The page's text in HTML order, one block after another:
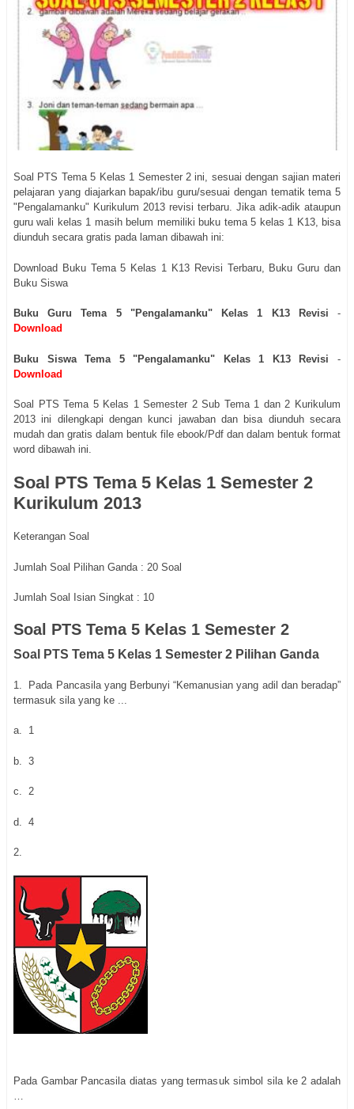
Soal PTS Tema 5 Kelas 1 Semester 2 ini, sesuai dengan sajian materi
pelajaran yang diajarkan bapak/ibu guru/sesuai dengan tematik tema 5
"Pengalamanku" Kurikulum 2013 revisi terbaru. Jika adik-adik ataupun
guru wali kelas 1 masih belum memiliki buku tema 5 kelas 1 K13, bisa
diunduh secara gratis pada laman dibawah ini:
Download Buku Tema 5 Kelas 1 K13 Revisi Terbaru, Buku Guru dan
Buku Siswa
Buku Guru Tema 5 "Pengalamanku" Kelas 1 K13 Revisi -
Download
Buku Siswa Tema 5 "Pengalamanku" Kelas 1 K13 Revisi-
Download
Soal PTS Tema 5 Kelas 1 Semester 2 Sub Tema 1 dan 2 Kurikulum
2013 ini dilengkapi dengan kunci jawaban dan bisa diunduh secara
mudah dan gratis dalam bentuk file ebook/Pdf dan dalam bentuk format
word dibawah ini.
Soal PTS Tema 5 Kelas 1 Semester 2
Kurikulum 2013
Keterangan Soal
Jumlah Soal Pilihan Ganda : 20 Soal
Jumlah Soal Isian Singkat : 10
Soal PTS Tema 5 Kelas 1 Semester 2
Soal PTS Tema 5 Kelas 1 Semester 2 Pilihan Ganda
1.
Pada Pancasila yang Berbunyi “Kemanusian yang adil dan beradap”
termasuk sila yang ke ...
a. 1
b. 3
c. 2
d. 4
2.
Pada Gambar Pancasila diatas yang termasuk simbol sila ke 2 adalah